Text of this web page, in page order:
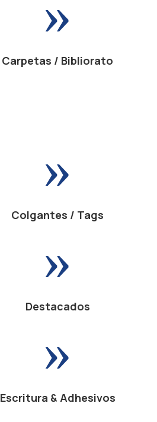
Carpetas / Bibliorato
»
Colgantes / Tags
»
Destacados
»
Escritura & Adhesivos